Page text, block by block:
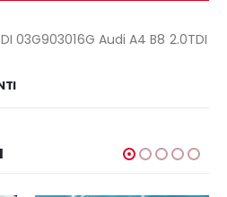
03G903016G Audi A4 B8 2.0TDI